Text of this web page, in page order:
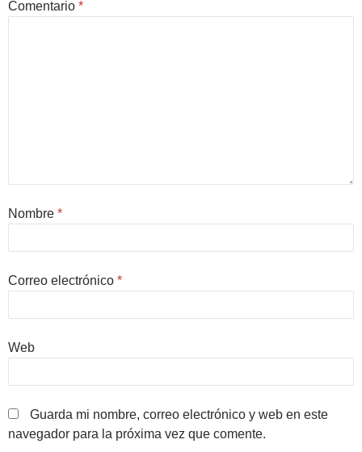
Comentario *
Nombre *
Correo electrónico *
Web
Guarda mi nombre, correo electrónico y web en este
navegador para la próxima vez que comente.